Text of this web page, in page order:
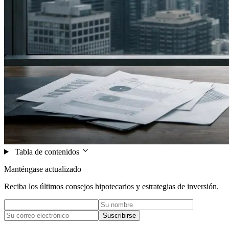
Tabla de contenidos
Manténgase actualizado
Reciba los últimos consejos hipotecarios y estrategias de inversión.
Suscribirse